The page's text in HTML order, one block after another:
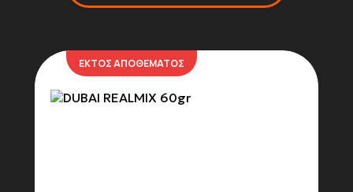
ΕΚΤΟΣ ΑΠΟΘΕΜΑΤΟΣ